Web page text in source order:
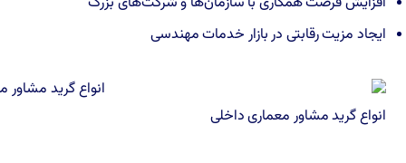
ایجاد مزیت رقابتی در بازار خدمات مهندسی
انواع گرید مشاور معماری داخلی